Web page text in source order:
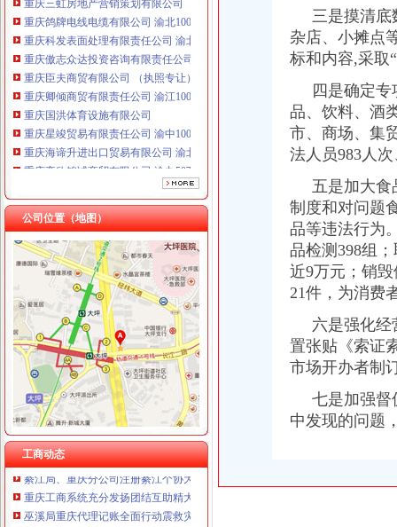
重庆鸽牌电线电缆有限公司 渝北10010万 (进出口权)
重庆科发表面处理有限责任公司 渝北800万 （进出口权）
重庆傲志众达投资咨询有限责任公司 渝九1000万 （增资）
重庆臣夫商贸有限公司 （执照专让）
重庆卿倾商贸有限责任公司 渝江100万 （工商注册）
重庆国洪体育设施有限公司
重庆星竣贸易有限责任公司 渝中100万 （进出口权）
重庆海谛升进出口贸易有限公司 渝北100万 （进出口权）
重庆奕欣锦诚商贸有限公司 渝九50万 （工商注册）
重庆信同广告有限公司 渝沙50万 （工商注册）
公司位置（地图）
工商动态
工商动态
城口局全面启动“四大一重点”重庆代理记账工作
中纪委监察部驻国家工商总局纪检组监察局调研组对我市重庆代账公司工商系
荣昌局重庆公司注销四举措建立与监管对象联系服务机制
大足局“五举措”重庆财务公司加干部队伍建设
奉节局震期间开展“送法进校园”重庆财务公司活动受好评
永川局广告监管工作力争“五突破”重庆代账公司
渝中局登记窗口在全系统率先使用“智能排队机系统”重庆代理报税
渝中局重庆发票申请解放碑工商所积造工商巡逻车流动岗哨
綦江局、重庆分公司注册綦江个协为灾区募集捐款23万余元
重庆工商系统充分发扬团结互助精大力开展对四川灾区的重庆代理报税援助工作
巫溪局重庆代理记账全面行动震救灾
市局局长、重庆代账公司组书记王元楷率队到梁平局检查指导震救灾工作并提
三是摸清底
杂店、小摊点
标和内容,采取
四是确定专
品、饮料、酒
市、商场、集
法人员983人
五是加大食
制度和对问题
品等违法行为
品检测398组
近9万元；销
21件，为消费
六是强化经
置张贴《索证
市场开办者制
七是加强督
中发现的问题